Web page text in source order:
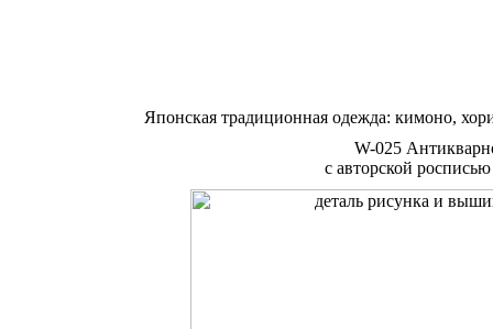
Японская традиционная одежда: кимоно,
W-025
с авторской